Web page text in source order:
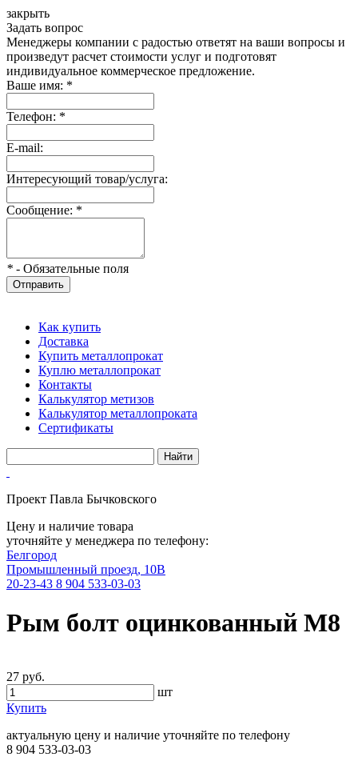
закрыть
Задать вопрос
Менеджеры компании с радостью ответят на ваши вопросы и
произведут расчет стоимости услуг и подготовят
индивидуальное коммерческое предложение.
Ваше имя: *
Телефон: *
E-mail:
Интересующий товар/услуга:
Сообщение: *
* - Обязательные поля
Отправить
Как купить
Доставка
Купить металлопрокат
Куплю металлопрокат
Контакты
Калькулятор метизов
Калькулятор металлопроката
Сертификаты
Проект Павла Бычковского
Цену и наличие товара
уточняйте у менеджера по телефону:
Белгород
Промышленный проезд, 10В
20-23-43 8 904 533-03-03
Рым болт оцинкованный М8
27 руб.
шт
Купить
актуальную цену и наличие уточняйте по телефону
8 904 533-03-03